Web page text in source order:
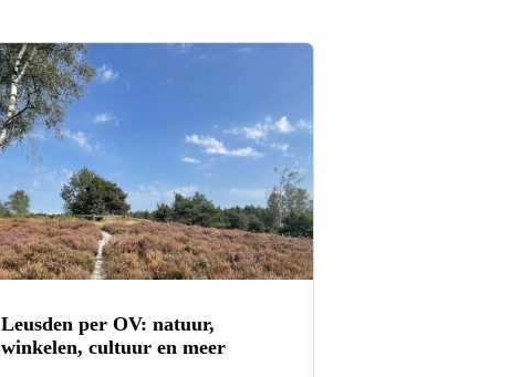
Leusden per OV: natuur,
winkelen, cultuur en meer